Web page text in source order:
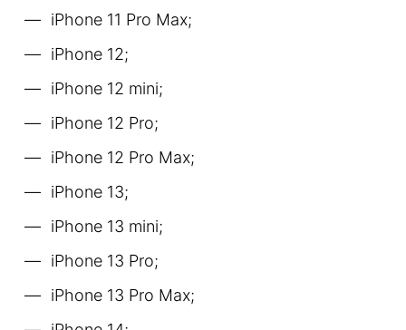
iPhone 11 Pro Max;
iPhone 12;
iPhone 12 mini;
iPhone 12 Pro;
iPhone 12 Pro Max;
iPhone 13;
iPhone 13 mini;
iPhone 13 Pro;
iPhone 13 Pro Max;